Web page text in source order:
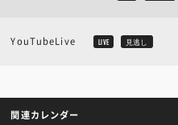
YouTubeLive LIVE 見逃し
関連カレンダー